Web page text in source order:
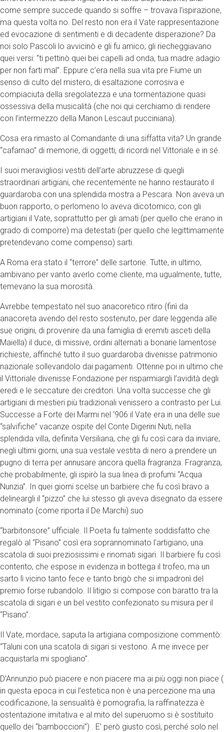
come sempre succede quando si soffre – trovava l’ispirazione,
ma questa volta no. Del resto non era il Vate rappresentazione
ed evocazione di sentimenti e di decadente disperazione? Da
noi solo Pascoli lo avvicinò e gli fu amico; gli riecheggiavano
quei versi: “ti pettinò quei bei capelli ad onda, tua madre adagio
per non farti mal”. Eppure c’era nella sua vita pre Fiume un
senso di culto del mistero, di esaltazione corrosiva e
compiaciuta della sregolatezza e una tormentazione quasi
ossessiva della musicalità (che noi qui cerchiamo di rendere
con l’intermezzo della Manon Lescaut pucciniana).
Cosa era rimasto al Comandante di una siffatta vita? Un grande
“cafarnao” di memorie, di oggetti, di ricordi nel Vittoriale e in sé.
I suoi meravigliosi vestiti dell’arte abruzzese di quegli
straordinari artigiani, che recentemente ne hanno restaurato il
guardaroba con una splendida mostra a Pescara. Non aveva un
buon rapporto, o perlomeno lo aveva dicotomico, con gli
artigiani il Vate, soprattutto per gli amati (per quello che erano in
grado di comporre) ma detestati (per quello che legittimamente
pretendevano come compenso) sarti.
A Roma era stato il “terrore” delle sartorie. Tutte, in ultimo,
ambivano per vanto averlo come cliente, ma ugualmente, tutte,
temevano la sua morosità.
Avrebbe tempestato nel suo anacoretico ritiro (finì da
anacoreta avendo del resto sostenuto, per dare leggenda alle
sue origini, di provenire da una famiglia di eremiti asceti della
Maiella) il duce, di missive, ordini alternati a bonarie lamentose
richieste, affinché tutto il suo guardaroba divenisse patrimonio
nazionale sollevandolo dai pagamenti. Ottenne poi in ultimo che
il Vittoriale divenisse Fondazione per risparmiargli l’avidità degli
eredi e le seccature dei creditori. Una volta successe che gli
artigiani di mestieri più tradizionali venissero a contrasto per Lui.
Successe a Forte dei Marmi nel ‘906 il Vate era in una delle sue
“salvifiche” vacanze ospite del Conte Digerini Nuti, nella
splendida villa, definita Versiliana, che gli fu così cara da inviare,
negli ultimi giorni, una sua vestale vestita di nero a prendere un
pugno di terra per annusare ancora quella fragranza. Fragranza,
che probabilmente, gli ispirò la sua linea di profumi “Acqua
Nunzia”. In quei giorni scelse un barbiere che fu così bravo a
delineargli il “pizzo” che lui stesso gli aveva disegnato da essere
nominato (come riporta il De Marchi) suo
“barbitonsore” ufficiale. Il Poeta fu talmente soddisfatto che
regalò al “Pisano” così era soprannominato l’artigiano, una
scatola di suoi preziosissimi e rinomati sigari. Il barbiere fu così
contento, che espose in evidenza in bottega il trofeo, ma un
sarto lì vicino tanto fece e tanto brigò che si impadronì del
premio forse rubandolo. Il litigio si compose con baratto tra la
scatola di sigari e un bel vestito confezionato su misura per il
“Pisano”.
Il Vate, mordace, saputa la artigiana composizione commentò:
“Taluni con una scatola di sigari si vestono. A me invece per
acquistarla mi spogliano”.
D’Annunzio può piacere e non piacere ma ai più oggi non piace (
in questa epoca in cui l’estetica non è una percezione ma una
codificazione, la sensualità è pornografia, la raffinatezza è
ostentazione imitativa e al mito del superuomo si è sostituito
quello dei “bamboccioni”) . E’ però giusto così, perché solo nel